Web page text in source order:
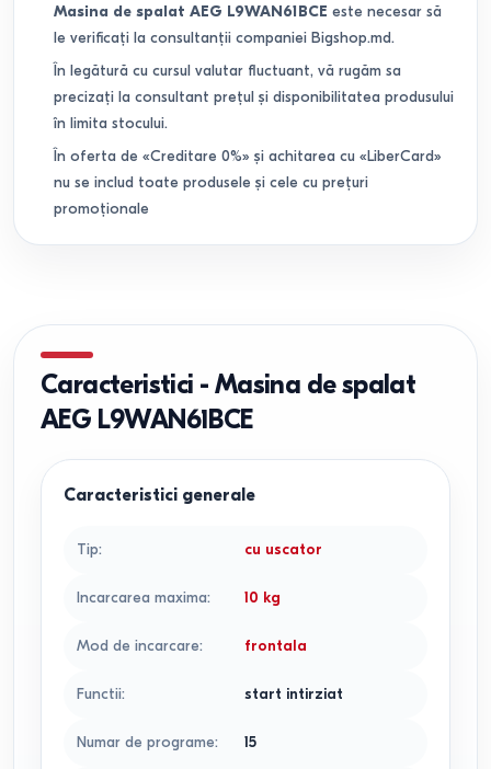
Masina de spalat AEG L9WAN61BCE este necesar să
le verificați la consultanții companiei Bigshop.md.
În legătură cu cursul valutar fluctuant, vă rugăm sa
precizați la consultant prețul și disponibilitatea produsului
în limita stocului.
În oferta de «Creditare 0%» și achitarea cu «LiberCard»
nu se includ toate produsele și cele cu prețuri
promoționale
Caracteristici - Masina de spalat
AEG L9WAN61BCE
Caracteristici generale
Tip: cu uscator
Incarcarea maxima: 10 kg
Mod de incarcare: frontala
Functii: start intirziat
Numar de programe: 15